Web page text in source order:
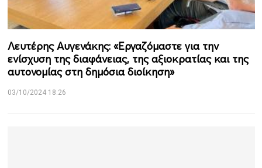
Λευτέρης Αυγενάκης: «Εργαζόμαστε για την
ενίσχυση της διαφάνειας, της αξιοκρατίας και της
αυτονομίας στη δημόσια διοίκηση»
03/10/2024 18:26